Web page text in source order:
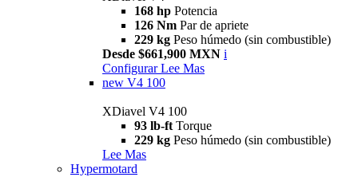
168 hp Potencia
126 Nm Par de apriete
229 kg Peso húmedo (sin combustible)
Desde $661,900 MXN i
Configurar Lee Mas
new V4 100
XDiavel V4 100
93 lb-ft Torque
229 kg Peso húmedo (sin combustible)
Lee Mas
Hypermotard